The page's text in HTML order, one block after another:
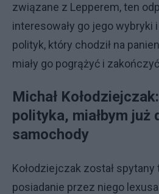
związane z Lepperem, ten
interesowały go jego wybryki
polityk, który chodził na
miały go pogrążyć i
Michał
polityka, miałbym już
samochody
Kołodziejczak został spytany
posiadanie przez niego